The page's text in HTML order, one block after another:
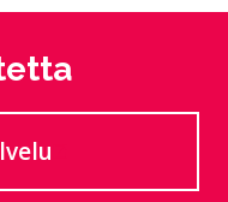
ulkoiselle